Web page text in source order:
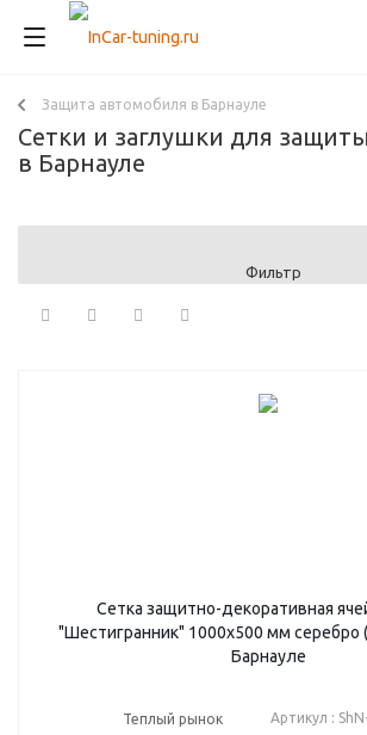
Защита автомобиля в Барнауле
Сетки и заглушки для
в Барнауле
Фильтр
Сетка защитно-декоративная
"Шестигранник" 1000х500 мм серебро
Барнауле
Теплый рынок
Артикул :